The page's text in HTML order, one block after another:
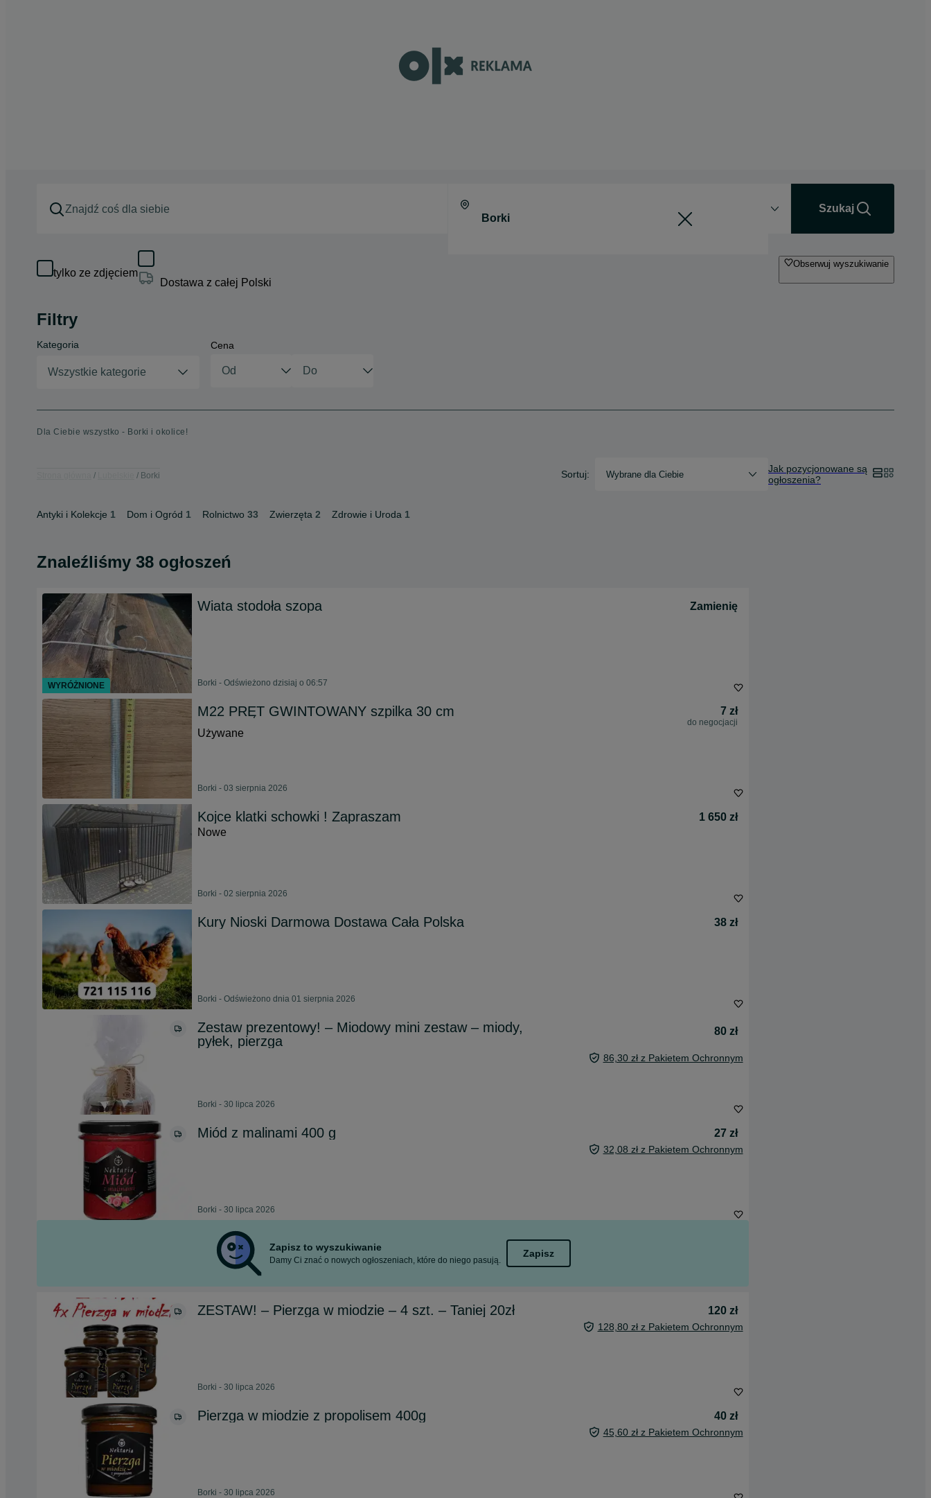
Szukaj
tylko ze zdjęciem
Dostawa z całej Polski
Obserwuj wyszukiwanie
Filtry
Kategoria
Wszystkie kategorie
Cena
Dla Ciebie wszystko - Borki i okolice!
Borki Sortuj: Wybrane dla Ciebie
Jak pozycjonowane są
ogłoszenia?
Antyki i Kolekcje 1 Dom i Ogród 1 Rolnictwo 33 Zwierzęta 2 Zdrowie i Uroda 1
Znaleźliśmy 38 ogłoszeń
Wiata stodoła szopa Zamienię
Borki - Odświeżono dzisiaj o 06:57
M22 PRĘT GWINTOWANY szpilka 30 cm 7 zł
do negocjacji
Używane
Borki - 03 sierpnia 2026
Kojce klatki schowki ! Zapraszam
1 650 zł
Nowe
Borki - 02 sierpnia 2026
Kury Nioski Darmowa Dostawa Cała Polska 38 zł
Borki - Odświeżono dnia 01 sierpnia 2026
Zestaw prezentowy! – Miodowy mini zestaw – miody,
pyłek, pierzga
80 zł
86,30 zł z Pakietem Ochronnym
Borki - 30 lipca 2026
Miód z malinami 400 g 27 zł
32,08 zł z Pakietem Ochronnym
Borki - 30 lipca 2026
Zapisz to wyszukiwanie
Damy Ci znać o nowych ogłoszeniach, które do niego pasują.
Zapisz
ZESTAW! – Pierzga w miodzie – 4 szt. – Taniej 20zł 120 zł
128,80 zł z Pakietem Ochronnym
Borki - 30 lipca 2026
Pierzga w miodzie z propolisem 400g 40 zł
45,60 zł z Pakietem Ochronnym
Borki - 30 lipca 2026
WYRÓŻNIONE